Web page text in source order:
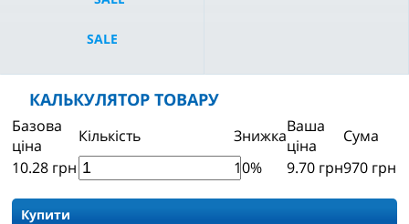
SALE
КАЛЬКУЛЯТОР ТОВАРУ
Базова
ціна
Кількість ЗнижкаВаша
ціна
Сума
10.28 грн 10% 9.70 грн970 грн
Купити